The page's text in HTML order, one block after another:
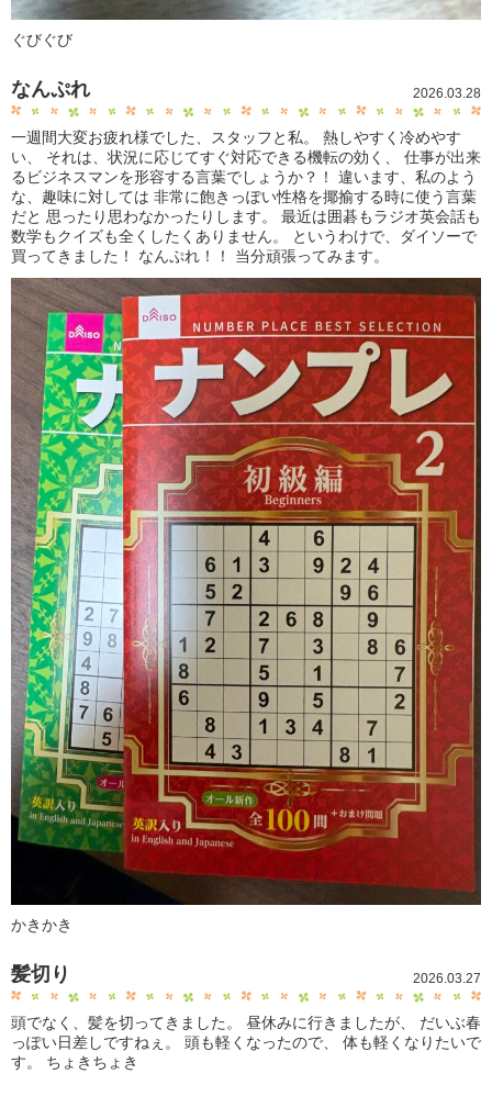
ぐびぐび
2026.03.28
なんぷれ
一週間大変お疲れ様でした、スタッフと私。 熱しやすく冷めやす
い、 それは、状況に応じてすぐ対応できる機転の効く、 仕事が出来
るビジネスマンを形容する言葉でしょうか？！ 違います、私のよう
な、趣味に対しては 非常に飽きっぽい性格を揶揄する時に使う言葉
だと 思ったり思わなかったりします。 最近は囲碁もラジオ英会話も
数学もクイズも全くしたくありません。 というわけで、ダイソーで
買ってきました！ なんぷれ！！ 当分頑張ってみます。
かきかき
2026.03.27
髪切り
頭でなく、髪を切ってきました。 昼休みに行きましたが、 だいぶ春
っぽい日差しですねぇ。 頭も軽くなったので、 体も軽くなりたいで
す。 ちょきちょき